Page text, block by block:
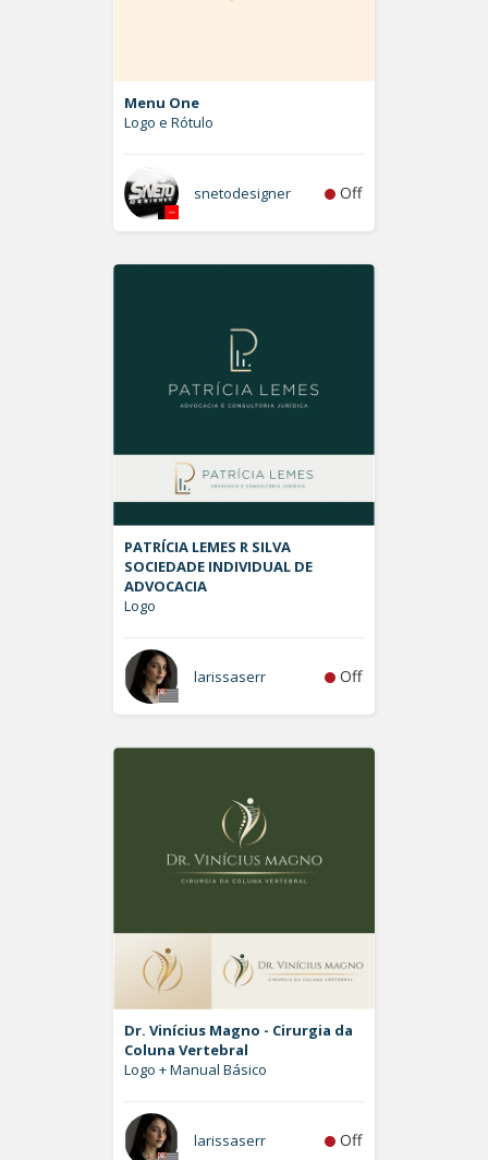
Menu One
Logo e Rótulo
snetodesigner Off
PATRÍCIA LEMES R SILVA
SOCIEDADE INDIVIDUAL DE
ADVOCACIA
Logo
larissaserr Off
Dr. Vinícius Magno - Cirurgia da
Coluna Vertebral
Logo + Manual Básico
larissaserr Off